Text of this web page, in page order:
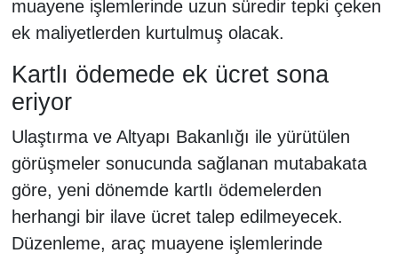
muayene işlemlerinde uzun süredir tepki çeken
ek maliyetlerden kurtulmuş olacak.
Kartlı ödemede ek ücret sona
eriyor
Ulaştırma ve Altyapı Bakanlığı ile yürütülen
görüşmeler sonucunda sağlanan mutabakata
göre, yeni dönemde kartlı ödemelerden
herhangi bir ilave ücret talep edilmeyecek.
Düzenleme, araç muayene işlemlerinde